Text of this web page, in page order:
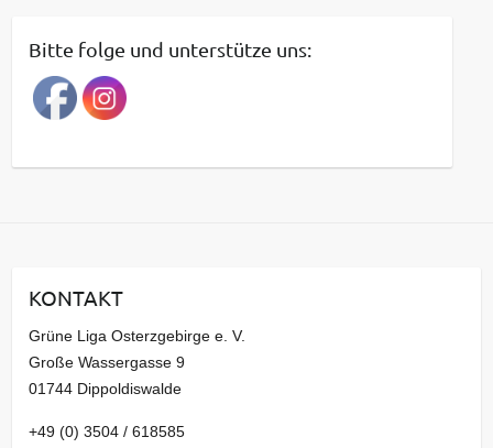
r
a
g
a
v
Bitte folge und unterstütze uns:
KONTAKT
Grüne Liga Osterzgebirge e. V.
Große Wassergasse 9
01744 Dippoldiswalde
+49 (0) 3504 / 618585